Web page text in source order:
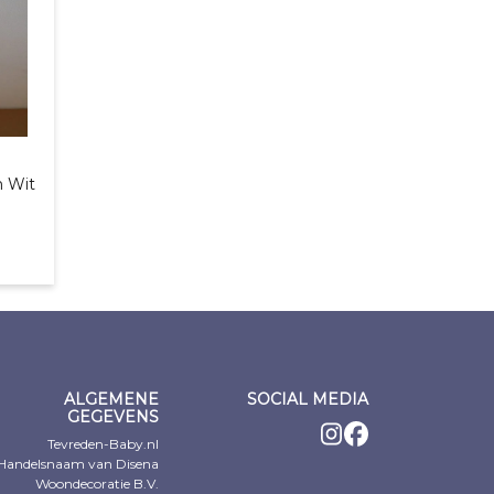
Wit
ALGEMENE
GEGEVENS
Tevreden-Baby.nl
van Disena
Woondecoratie B.V.
SOCIAL MEDIA